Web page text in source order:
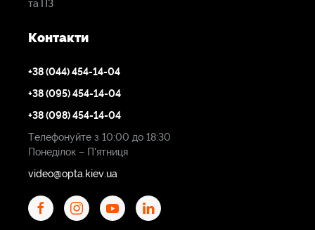
та ПЗ
Контакти
+38 (044) 454-14-04
+38 (095) 454-14-04
+38 (098) 454-14-04
Телефонуйте з 10:00 до 18:30
Понеділок – П'ятниця
video@opta.kiev.ua